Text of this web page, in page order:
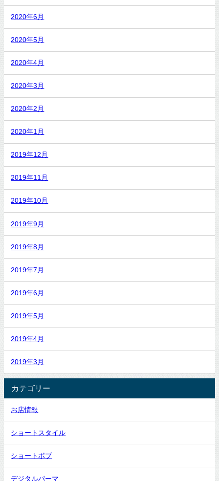
2020年6月
2020年5月
2020年4月
2020年3月
2020年2月
2020年1月
2019年12月
2019年11月
2019年10月
2019年9月
2019年8月
2019年7月
2019年6月
2019年5月
2019年4月
2019年3月
カテゴリー
お店情報
ショートスタイル
ショートボブ
デジタルパーマ